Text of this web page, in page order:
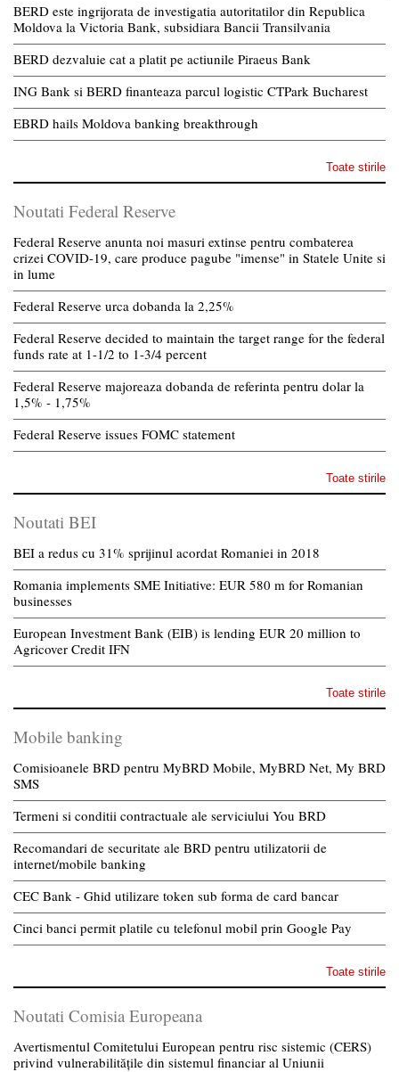
BERD este ingrijorata de investigatia autoritatilor din Republica
Moldova la Victoria Bank, subsidiara Bancii Transilvania
BERD dezvaluie cat a platit pe actiunile Piraeus Bank
ING Bank si BERD finanteaza parcul logistic CTPark Bucharest
EBRD hails Moldova banking breakthrough
Toate stirile
Noutati Federal Reserve
Federal Reserve anunta noi masuri extinse pentru combaterea
crizei COVID-19, care produce pagube "imense" in Statele Unite si
in lume
Federal Reserve urca dobanda la 2,25%
Federal Reserve decided to maintain the target range for the federal
funds rate at 1-1/2 to 1-3/4 percent
Federal Reserve majoreaza dobanda de referinta pentru dolar la
1,5% - 1,75%
Federal Reserve issues FOMC statement
Toate stirile
Noutati BEI
BEI a redus cu 31% sprijinul acordat Romaniei in 2018
Romania implements SME Initiative: EUR 580 m for Romanian
businesses
European Investment Bank (EIB) is lending EUR 20 million to
Agricover Credit IFN
Toate stirile
Mobile banking
Comisioanele BRD pentru MyBRD Mobile, MyBRD Net, My BRD
SMS
Termeni si conditii contractuale ale serviciului You BRD
Recomandari de securitate ale BRD pentru utilizatorii de
internet/mobile banking
CEC Bank - Ghid utilizare token sub forma de card bancar
Cinci banci permit platile cu telefonul mobil prin Google Pay
Toate stirile
Noutati Comisia Europeana
Avertismentul Comitetului European pentru risc sistemic (CERS)
privind vulnerabilitățile din sistemul financiar al Uniunii